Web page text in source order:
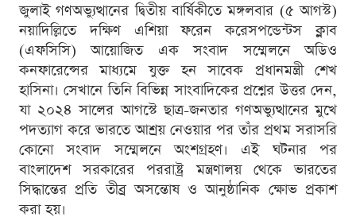
জুলাই গণঅভ্যুত্থানের দ্বিতীয় বার্ষিকীতে মঙ্গলবার (৫ আগস্ট)
নয়াদিল্লিতে দক্ষিণ এশিয়া ফরেন করেসপন্ডেন্টস ক্লাব
(এফসিসি) আয়োজিত এক সংবাদ সম্মেলনে অডিও
কনফারেন্সের মাধ্যমে যুক্ত হন সাবেক প্রধানমন্ত্রী শেখ
হাসিনা। সেখানে তিনি বিভিন্ন সাংবাদিকের প্রশ্নের উত্তর দেন,
যা ২০২৪ সালের আগস্টে ছাত্র-জনতার গণঅভ্যুত্থানের মুখে
পদত্যাগ করে ভারতে আশ্রয় নেওয়ার পর তাঁর প্রথম সরাসরি
কোনো সংবাদ সম্মেলনে অংশগ্রহণ। এই ঘটনার পর
বাংলাদেশ সরকারের পররাষ্ট্র মন্ত্রণালয় থেকে ভারতের
সিদ্ধান্তের প্রতি তীব্র অসন্তোষ ও আনুষ্ঠানিক ক্ষোভ প্রকাশ
করা হয়।